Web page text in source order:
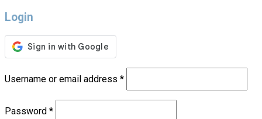
Login
Username or email address *
Password *